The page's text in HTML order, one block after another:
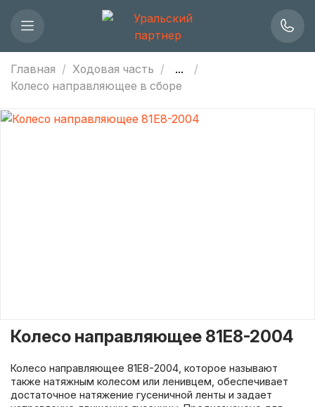
Главная Ходовая часть
...
Колесо направляющее в сборе
Колесо направляющее 81E8-2004
Колесо направляющее 81E8-2004, которое называют
также натяжным колесом или ленивцем, обеспечивает
достаточное натяжение гусеничной ленты и задает